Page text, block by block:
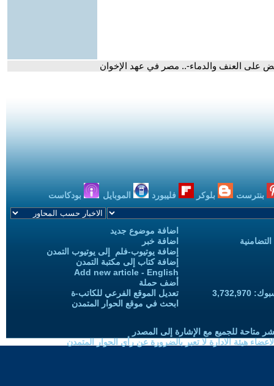
على العنف والدماء-.. مصر في عهد الإخوان
بنترست بلوكر فليبورد الموبايل بودكاست
اضافة موضوع جديد
اضافة خبر
إضافة يوتيوب-فلم إلى يوتيوب التمدن
إضافة كتاب إلى مكتبة التمدن
Add new article - English
أضف حملة
تعديل الموقع الفرعي للكاتب-ة
ابحث في موقع الحوار المتمدن
متاحة للجميع مع الإشارة إلى المصدر
هيئة الادارة لا تعبر بالضرورة عن رأي الحوار المتمدن